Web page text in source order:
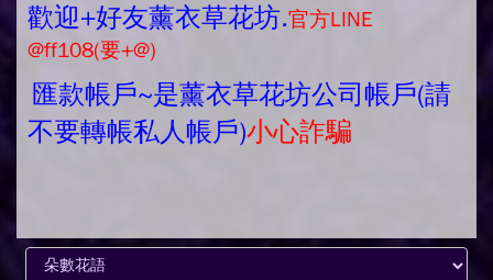
歡迎+好友薰衣草花坊.官方LINE
@ff108(要+@)
匯款帳戶~是薰衣草花坊公司帳戶(請
不要轉帳私人帳戶)小心詐騙